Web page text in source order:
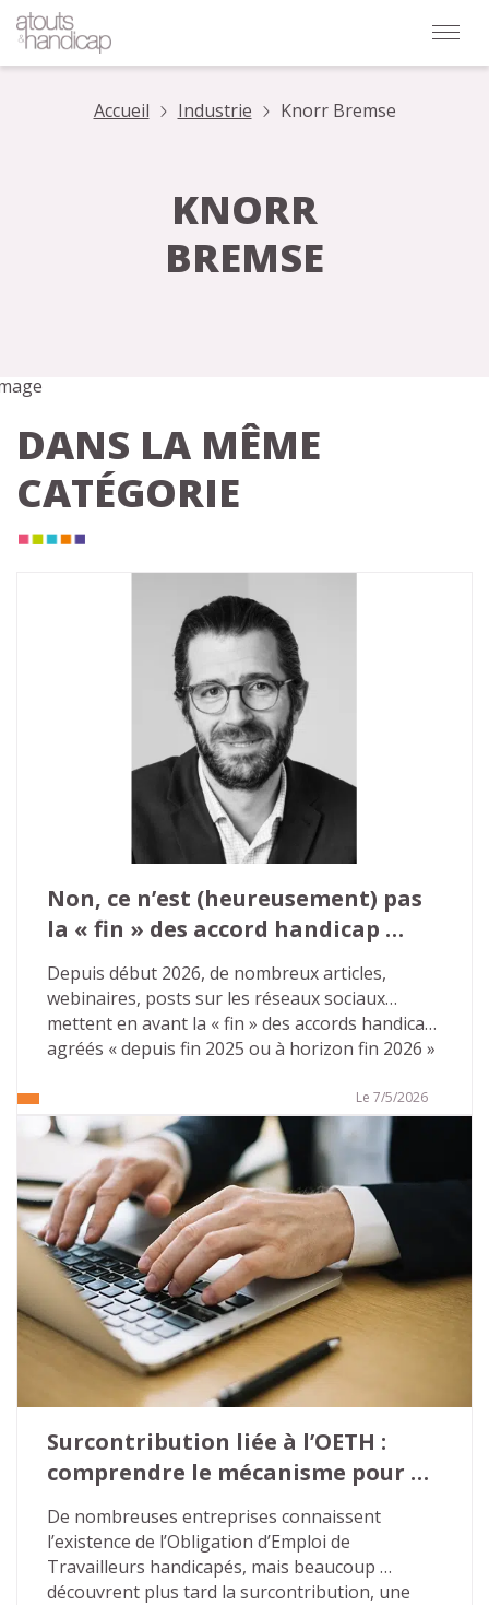
Accueil Industrie Knorr Bremse
KNORR
BREMSE
DANS LA MÊME
CATÉGORIE
Non, ce n’est (heureusement) pas
la « fin » des accord handicap
agrées
Depuis début 2026, de nombreux articles,
webinaires, posts sur les réseaux sociaux…
mettent en avant la « fin » des accords handicap
agréés « depuis fin 2025 ou à horizon fin 2026 »
Ces publications mettent souvent en avant des
conséquences désastreuses. Il n’en est rien.
Tout d’abord parce que l’on ne peut pas parler
de « fin » mais aussi car des solutions
d’accompagnement existent pour pérenniser
leurs actions sur le champ de l’emploi des
personnes en situation de handicap.
Le 7/5/2026
Surcontribution liée à l’OETH :
comprendre le mécanisme pour
éviter les mauvaises surprises…
De nombreuses entreprises connaissent
l’existence de l’Obligation d’Emploi de
Travailleurs handicapés, mais beaucoup
découvrent plus tard la surcontribution, une